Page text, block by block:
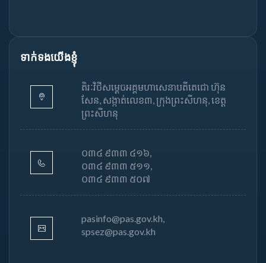
ទាក់ទងយើងខ្ញុំ
តិរៈវិថីសម្តេចអគ្គមហាសេនាបតីតេជោ ហ៊ុន
សែន, សង្កាត់លេខ៣, ក្រុងព្រះសីហនុ, ខេត្ត
ព្រះសីហនុ
០៣៤ ៩៣៣ ៤១៦,
០៣៤ ៩៣៣ ៥១១,
០៣៤ ៩៣៣ ៥០៧
pasinfo@pas.gov.kh,
spsez@pas.gov.kh